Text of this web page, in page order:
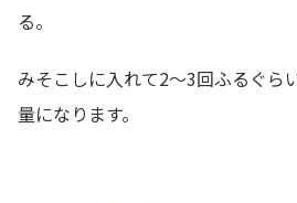
る。
みそこしに入れて2～3回ふるぐら
量になります。